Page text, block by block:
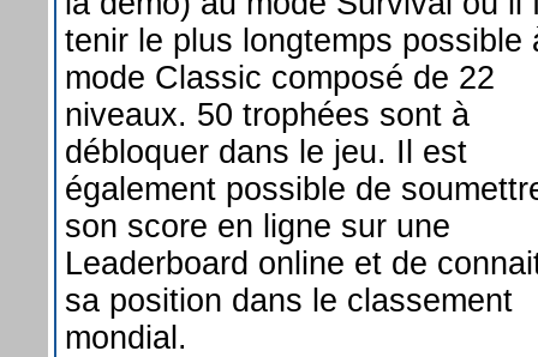
tenir le plus longtemps possible
mode Classic composé de 22
niveaux. 50 trophées sont à
débloquer dans le jeu. Il est
également possible de
son score en ligne sur une
Leaderboard online et de
sa position dans le classement
mondial.